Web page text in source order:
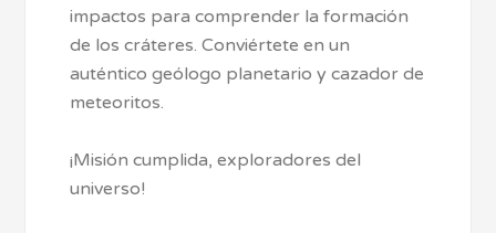
impactos para comprender la formación
de los cráteres. Conviértete en un
auténtico geólogo planetario y cazador de
meteoritos.
¡Misión cumplida, exploradores del
universo!